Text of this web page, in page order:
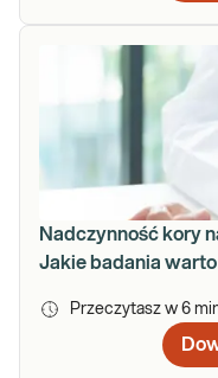
Nadczynność kory
Jakie badania
Przeczytasz w 6